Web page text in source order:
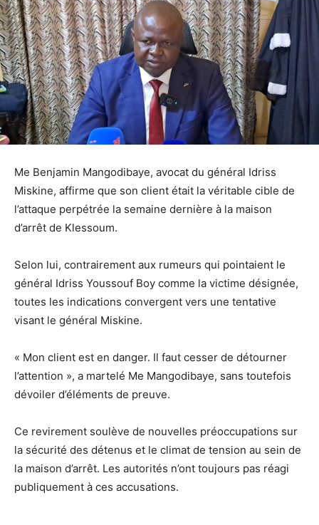
Me Benjamin Mangodibaye, avocat du général Idriss
Miskine, affirme que son client était la véritable cible de
l’attaque perpétrée la semaine dernière à la maison
d’arrêt de Klessoum.
Selon lui, contrairement aux rumeurs qui pointaient le
général Idriss Youssouf Boy comme la victime désignée,
toutes les indications convergent vers une tentative
visant le général Miskine.
« Mon client est en danger. Il faut cesser de détourner
l’attention », a martelé Me Mangodibaye, sans toutefois
dévoiler d’éléments de preuve.
Ce revirement soulève de nouvelles préoccupations sur
la sécurité des détenus et le climat de tension au sein de
la maison d’arrêt. Les autorités n’ont toujours pas réagi
publiquement à ces accusations.